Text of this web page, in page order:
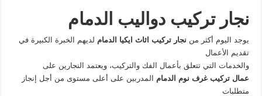
نجار تركيب دواليب الدمام
يوجد اليوم أكثر من نجار تركيب اثاث ايكيا الدمام لديهم الخبرة الكبيرة في
تقديم الأعمال
والخدمات التي تتعلق بأعمال الفك والتركيب، ويعتمد النجارين على
عمال تركيب غرف نوم الدمام المدربين على أعلى مستوى من أجل إنجاز
متطلبات